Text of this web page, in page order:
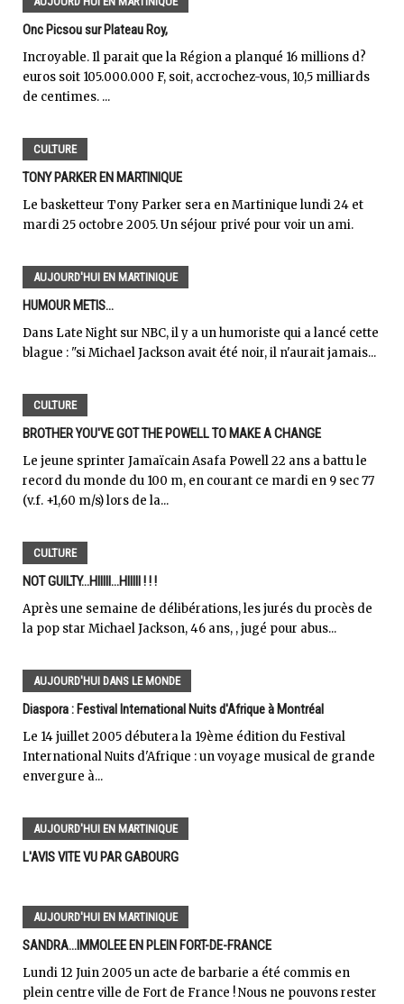
Onc Picsou sur Plateau Roy,
Incroyable. Il parait que la Région a planqué 16 millions d?
euros soit 105.000.000 F, soit, accrochez-vous, 10,5 milliards
de centimes. ...
CULTURE
TONY PARKER EN MARTINIQUE
Le basketteur Tony Parker sera en Martinique lundi 24 et
mardi 25 octobre 2005. Un séjour privé pour voir un ami.
AUJOURD'HUI EN MARTINIQUE
HUMOUR METIS...
Dans Late Night sur NBC, il y a un humoriste qui a lancé cette
blague : "si Michael Jackson avait été noir, il n'aurait jamais...
CULTURE
BROTHER YOU'VE GOT THE POWELL TO MAKE A CHANGE
Le jeune sprinter Jamaïcain Asafa Powell 22 ans a battu le
record du monde du 100 m, en courant ce mardi en 9 sec 77
(v.f. +1,60 m/s) lors de la...
CULTURE
NOT GUILTY...HIIIII...HIIIII ! ! !
Après une semaine de délibérations, les jurés du procès de
la pop star Michael Jackson, 46 ans, , jugé pour abus...
AUJOURD'HUI DANS LE MONDE
Diaspora : Festival International Nuits d'Afrique à Montréal
Le 14 juillet 2005 débutera la 19ème édition du Festival
International Nuits d'Afrique : un voyage musical de grande
envergure à...
AUJOURD'HUI EN MARTINIQUE
L'AVIS VITE VU PAR GABOURG
AUJOURD'HUI EN MARTINIQUE
SANDRA...IMMOLEE EN PLEIN FORT-DE-FRANCE
Lundi 12 Juin 2005 un acte de barbarie a été commis en
plein centre ville de Fort de France ! Nous ne pouvons rester